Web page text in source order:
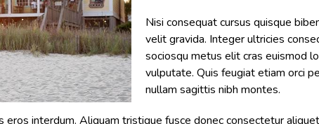
Nisi consequat cursus quisque
velit gravida. Integer ultricies
sociosqu metus elit cras euismod
vulputate. Quis feugiat etiam orci
nullam sagittis nibh montes.
eros interdum. Aliquam tristique fusce donec consectetur